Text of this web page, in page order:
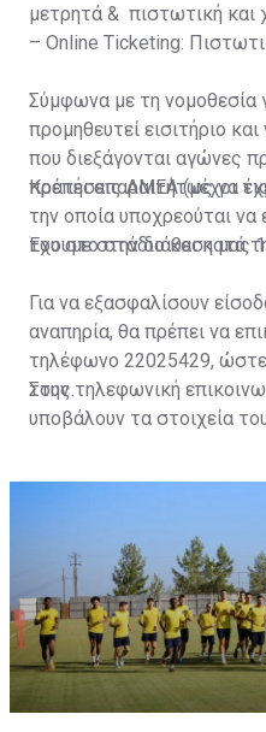
μετρητά & πιστωτική και
– Online Ticketing:
Σύμφωνα με τη νομοθεσία
προμηθευτεί εισιτήριο
που διεξάγονται αγώνες
πρέπει απαραιτήτως να
την οποία υποχρεούται να
του στο στάδιο και κατά
Κρατήσεις ΑΜΕΑ (μέχρι
Έχουμε στην διάθεση μας
Για να εξασφαλίσουν
αναπηρία, θα πρέπει να
τηλέφωνο 22025429,
τους.
Στην τηλεφωνική
υποβάλουν τα στοιχεία
ονοματεπώνυμο, αριθμός